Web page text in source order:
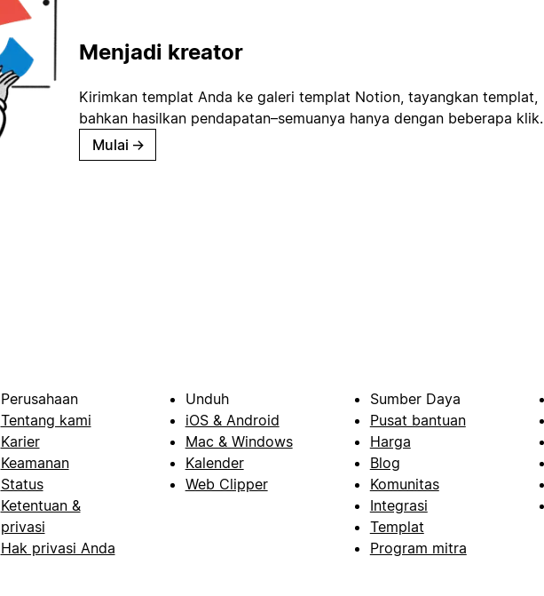
Menjadi kreator
Kirimkan templat Anda ke galeri templat Notion, tayangkan templat,
bahkan hasilkan pendapatan–semuanya hanya dengan beberapa klik.
Mulai →
Perusahaan
Tentang kami
Karier
Keamanan
Status
Ketentuan &
privasi
Hak privasi Anda
Unduh
iOS & Android
Mac & Windows
Kalender
Web Clipper
Sumber Daya
Pusat bantuan
Harga
Blog
Komunitas
Integrasi
Templat
Program mitra